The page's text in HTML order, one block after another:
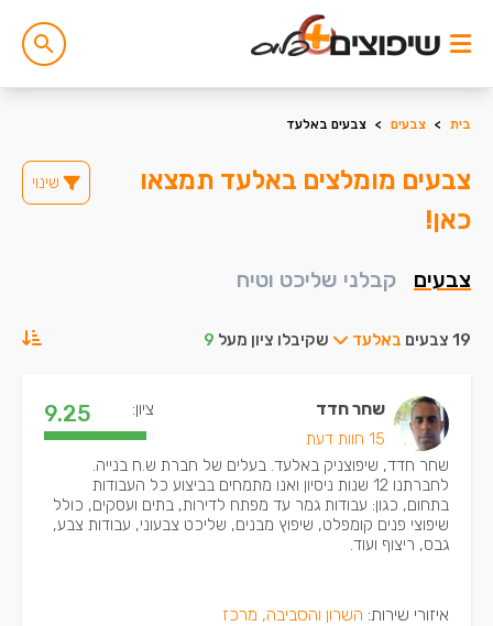
בית > צבעים > צבעים באלעד
צבעים מומלצים באלעד תמצאו
כאן!
שינוי
צבעים קבלני שליכט וטיח
19 צבעים באלעד שקיבלו ציון מעל 9
שחר חדד
15 חוות דעת
ציון: 9.25
שחר חדד, שיפוצניק באלעד. בעלים של חברת ש.ח בנייה.
לחברתנו 12 שנות ניסיון ואנו מתמחים בביצוע כל העבודות
בתחום, כגון: עבודות גמר עד מפתח לדירות, בתים ועסקים, כולל
שיפוצי פנים קומפלט, שיפוץ מבנים, שליכט צבעוני, עבודות צבע,
גבס, ריצוף ועוד.
איזורי שירות: השרון והסביבה, מרכז